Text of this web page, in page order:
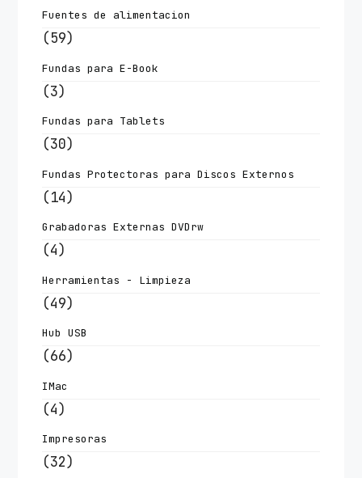
Fuentes de alimentacion
(59)
Fundas para E-Book
(3)
Fundas para Tablets
(30)
Fundas Protectoras para Discos Externos
(14)
Grabadoras Externas DVDrw
(4)
Herramientas - Limpieza
(49)
Hub USB
(66)
IMac
(4)
Impresoras
(32)